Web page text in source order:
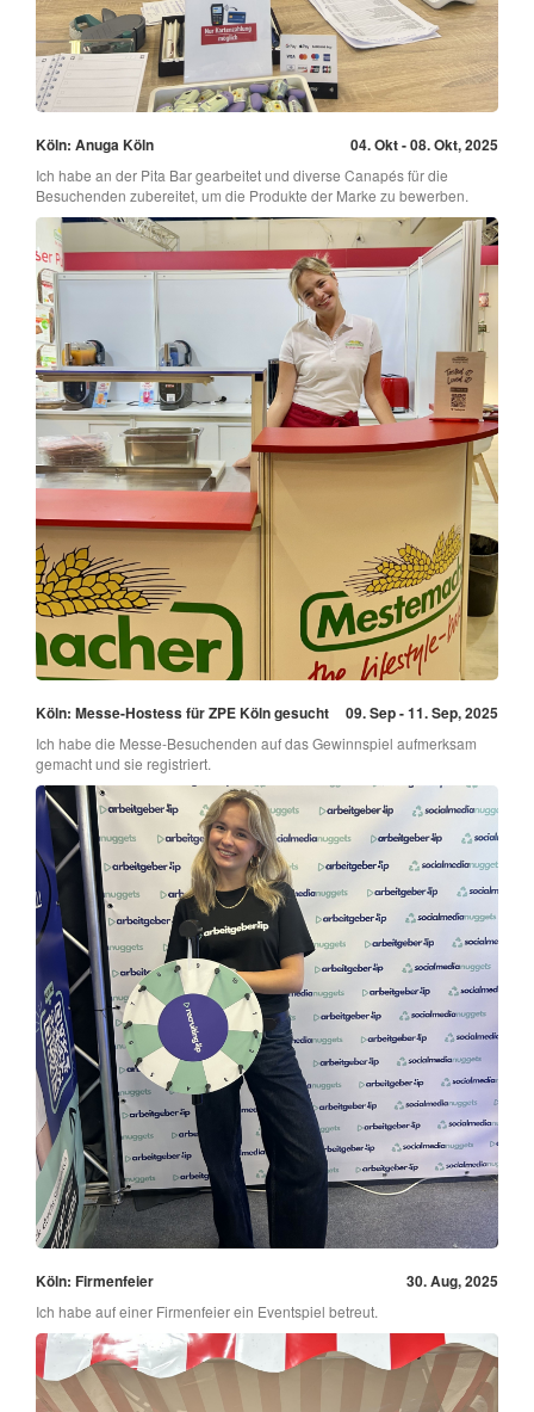
Köln: Anuga Köln 04. Okt - 08. Okt, 2025
Ich habe an der Pita Bar gearbeitet und diverse Canapés für die
Besuchenden zubereitet, um die Produkte der Marke zu bewerben.
Köln: Messe-Hostess für ZPE Köln gesucht 09. Sep - 11. Sep, 2025
Ich habe die Messe-Besuchenden auf das Gewinnspiel aufmerksam
gemacht und sie registriert.
Köln: Firmenfeier 30. Aug, 2025
Ich habe auf einer Firmenfeier ein Eventspiel betreut.